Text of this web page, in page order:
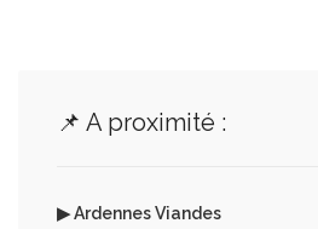
📌 A proximité :
▶ Ardennes Viandes